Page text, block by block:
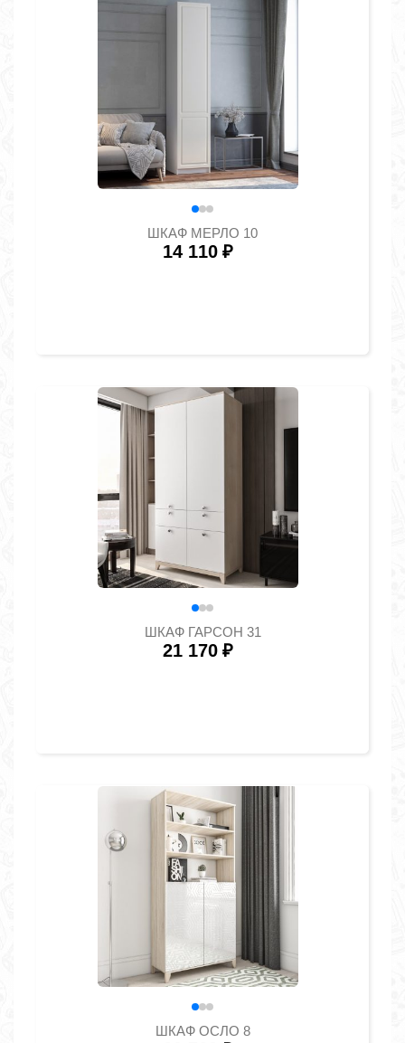
ШКАФ МЕРЛО 10
14 110 ₽
ШКАФ ГАРСОН 31
21 170 ₽
ШКАФ ОСЛО 8